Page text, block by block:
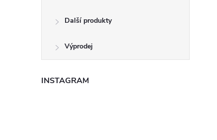
Další produkty
Výprodej
INSTAGRAM